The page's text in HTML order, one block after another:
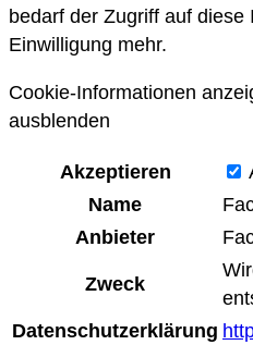
bedarf der Zugriff auf diese
Einwilligung mehr.
Cookie-Informationen
ausblenden
Akzeptieren
Name
Anbieter
Zweck
Datenschutzerklärung